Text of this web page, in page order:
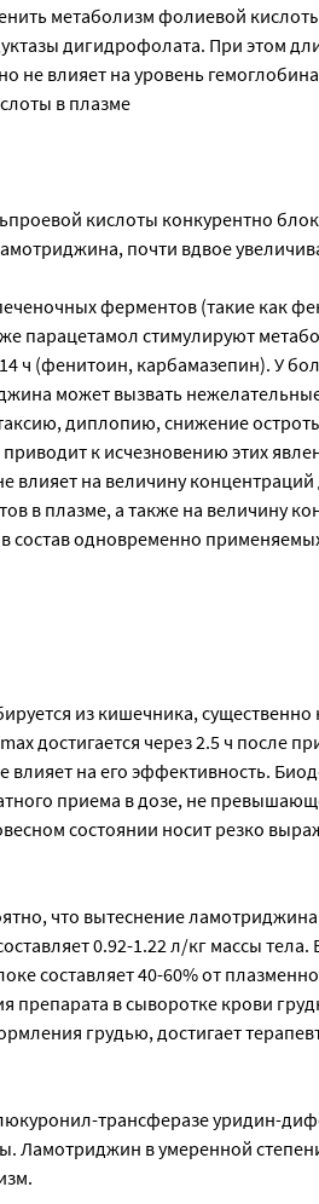
метаболизм фолиевой
дигидрофолата. При этом
не влияет на уровень
в плазме
кислоты конкурентно
почти вдвое
ферментов (такие как
парацетамол стимулируют
ч (фенитоин, карбамазепин). У
может вызвать
диплопию, снижение
к исчезновению этих
на величину концентраций
в плазме, а также на величину
состав одновременно
из кишечника, существенно
достигается через 2.5 ч после
на его эффективность.
приема в дозе, не
состоянии носит резко
что вытеснение ламотриджина
0.92-1.22 л/кг массы тела.
составляет 40-60% от
препарата в сыворотке крови
грудью, достигает
трансферазе уридин-
Ламотриджин в умеренной